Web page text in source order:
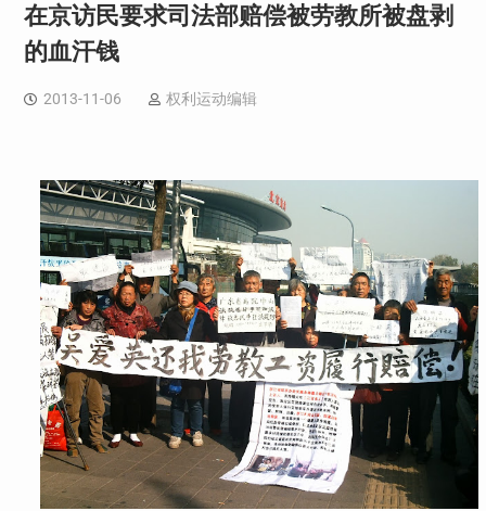
在京访民要求司法部赔偿被劳教所被盘剥
的血汗钱
2013-11-06 权利运动编辑